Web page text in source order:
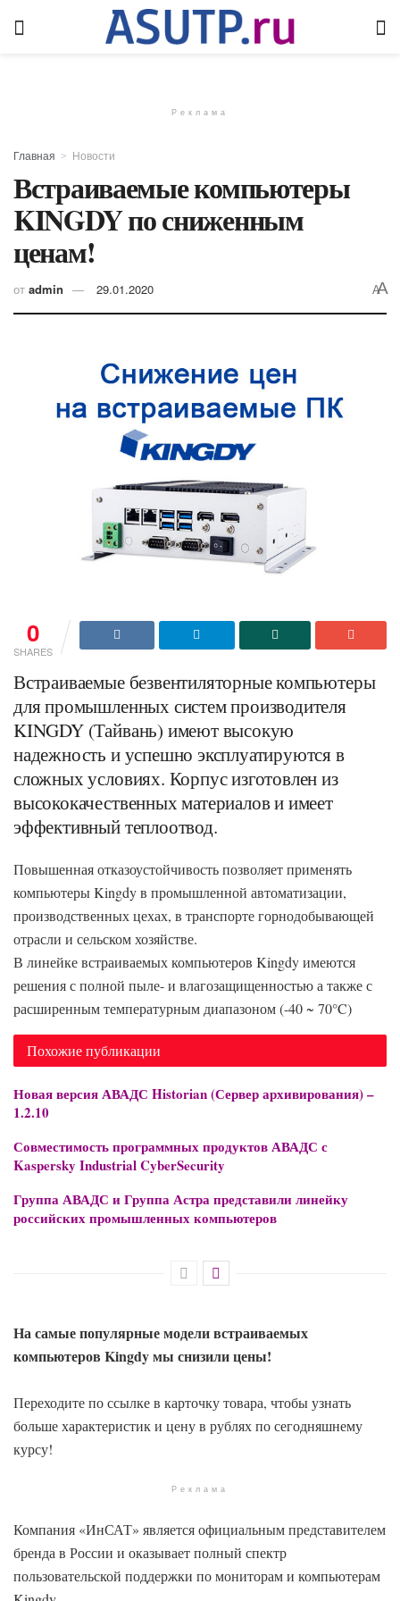
Реклама
Главная Новости
Встраиваемые компьютеры
KINGDY по сниженным
ценам!
от admin 29.01.2020 AA
0
SHARES
Встраиваемые безвентиляторные компьютеры
для промышленных систем производителя
KINGDY (Тайвань) имеют высокую
надежность и успешно эксплуатируются в
сложных условиях. Корпус изготовлен из
высококачественных материалов и имеет
эффективный теплоотвод.
Повышенная отказоустойчивость позволяет применять
компьютеры Kingdy в промышленной автоматизации,
производственных цехах, в транспорте горнодобывающей
отрасли и сельском хозяйстве.
В линейке встраиваемых компьютеров Kingdy имеются
решения с полной пыле- и влагозащищенностью а также с
расширенным температурным диапазоном (-40 ~ 70°C)
Похожие публикации
Новая версия АВАДС Historian (Сервер архивирования) –
1.2.10
Совместимость программных продуктов АВАДС с
Kaspersky Industrial CyberSecurity
Группа АВАДС и Группа Астра представили линейку
российских промышленных компьютеров
На самые популярные модели встраиваемых
компьютеров Kingdy мы снизили цены!
Переходите по ссылке в карточку товара, чтобы узнать
больше характеристик и цену в рублях по сегодняшнему
курсу!
Реклама
Компания «ИнСАТ» является официальным представителем
бренда в России и оказывает полный спектр
пользовательской поддержки по мониторам и компьютерам